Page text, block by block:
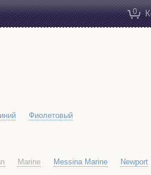
0
Фиолетовый
Marine Messina Marine Newport